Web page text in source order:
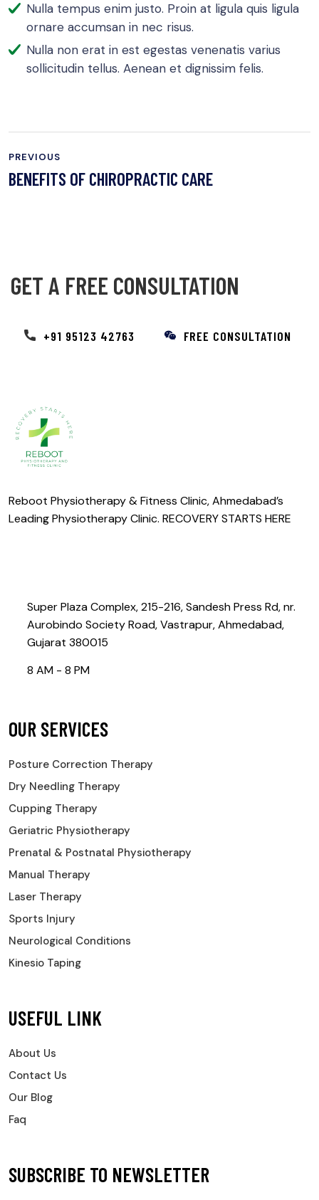
Nulla tempus enim justo. Proin at ligula quis ligula
ornare accumsan in nec risus.
Nulla non erat in est egestas venenatis varius
sollicitudin tellus. Aenean et dignissim felis.
PREVIOUS
BENEFITS OF CHIROPRACTIC CARE
GET A FREE CONSULTATION
+91 95123 42763 FREE CONSULTATION
Reboot Physiotherapy & Fitness Clinic, Ahmedabad’s
Leading Physiotherapy Clinic. RECOVERY STARTS HERE
Super Plaza Complex, 215-216, Sandesh Press Rd, nr.
Aurobindo Society Road, Vastrapur, Ahmedabad,
Gujarat 380015
8 AM - 8 PM
OUR SERVICES
Posture Correction Therapy
Dry Needling Therapy
Cupping Therapy
Geriatric Physiotherapy
Prenatal & Postnatal Physiotherapy
Manual Therapy
Laser Therapy
Sports Injury
Neurological Conditions
Kinesio Taping
USEFUL LINK
About Us
Contact Us
Our Blog
Faq
SUBSCRIBE TO NEWSLETTER